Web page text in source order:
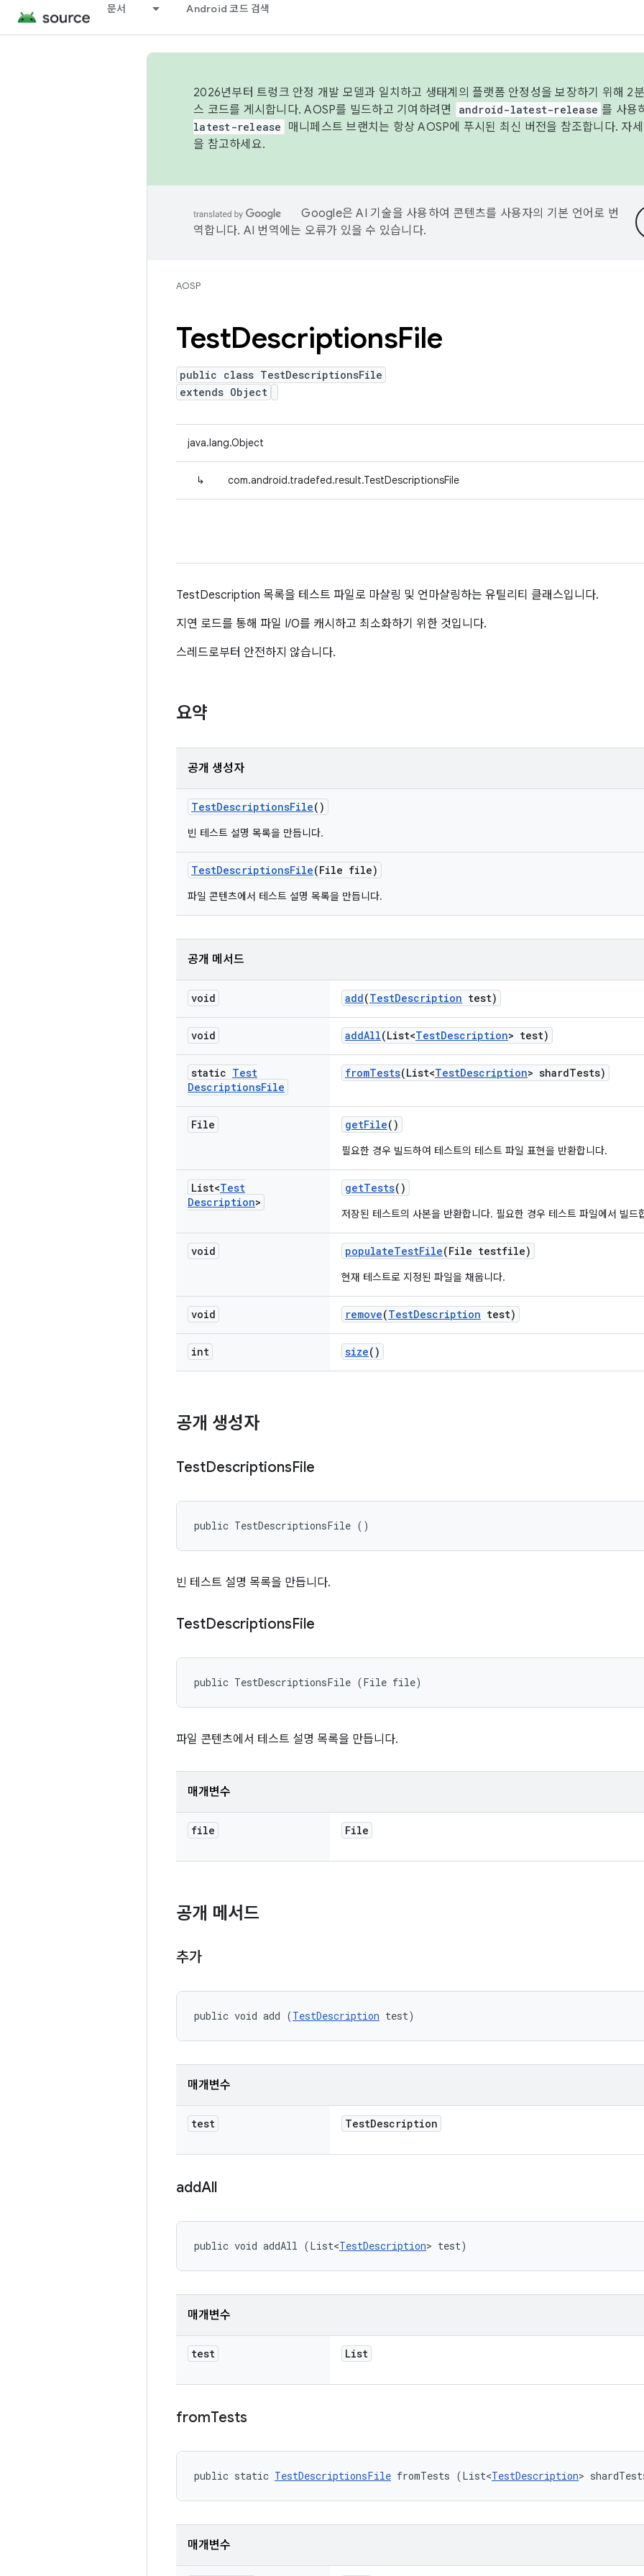
문서 Android 코드 검색
2026년부터 트렁크 안정 개발 모델과 일치하고 생태계의 플랫폼 안정성을 보장하기 위해 2
스 코드를 게시합니다. AOSP를 빌드하고 기여하려면
android-latest-release 를 사용
latest-release
매니페스트 브랜치는 항상 AOSP에 푸시된 최신 버전을 참조합니다. 자
을 참고하세요.
Google은 AI 기술을 사용하여 콘텐츠를 사용자의 기본 언어로 번
역합니다. AI 번역에는 오류가 있을 수 있습니다.
AOSP
TestDescriptionsFile
public class TestDescriptionsFile
extends Object
java.lang.Object
↳ com.android.tradefed.result.TestDescriptionsFile
TestDescription 목록을 테스트 파일로 마샬링 및 언마샬링하는 유틸리티 클래스입니다.
지연 로드를 통해 파일 I/O를 캐시하고 최소화하기 위한 것입니다.
스레드로부터 안전하지 않습니다.
요약
공개 생성자
TestDescriptionsFile()
빈 테스트 설명 목록을 만듭니다.
TestDescriptionsFile(File file)
파일 콘텐츠에서 테스트 설명 목록을 만듭니다.
공개 메서드
void add(TestDescription test)
void addAll(List<TestDescription> test)
static Test
DescriptionsFile
fromTests(List<TestDescription> shardTests)
File getFile()
필요한 경우 빌드하여 테스트의 테스트 파일 표현을 반환합니다.
List<Test
Description>
getTests()
저장된 테스트의 사본을 반환합니다. 필요한 경우 테스트 파일에서 빌드
void populateTestFile(File testfile)
현재 테스트로 지정된 파일을 채웁니다.
void remove(TestDescription test)
int size()
공개 생성자
TestDescriptionsFile
public TestDescriptionsFile ()
빈 테스트 설명 목록을 만듭니다.
TestDescriptionsFile
public TestDescriptionsFile (File file)
파일 콘텐츠에서 테스트 설명 목록을 만듭니다.
매개변수
file File
공개 메서드
추가
public void add (TestDescription test)
매개변수
test TestDescription
addAll
public void addAll (List<TestDescription> test)
매개변수
test List
fromTests
public static TestDescriptionsFile fromTests (List<TestDescription>
매개변수